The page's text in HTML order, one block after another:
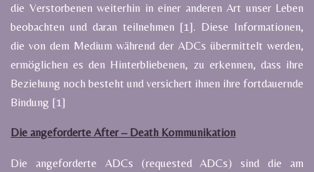
die Verstorbenen weiterhin in einer anderen Art unser Leben
beobachten und daran teilnehmen [1]. Diese Informationen,
die von dem Medium während der ADCs übermittelt werden,
ermöglichen es den Hinterbliebenen, zu erkennen, dass ihre
Beziehung noch besteht und versichert ihnen ihre fortdauernde
Bindung [1]
Die angeforderte After – Death Kommunikation
Die angeforderte ADCs (requested ADCs) sind die am